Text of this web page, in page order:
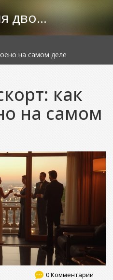
Миллениум для двоих
на самом деле
как
на самом
0 Комментарии